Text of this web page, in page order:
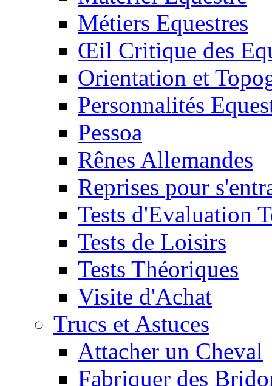
Métiers Equestres
Œil Critique des
Orientation et
Personnalités
Pessoa
Rênes Allemandes
Reprises pour
Tests d'Evaluation
Tests de Loisirs
Tests Théoriques
Visite d'Achat
Trucs et Astuces
Attacher un Cheval
Fabriquer des